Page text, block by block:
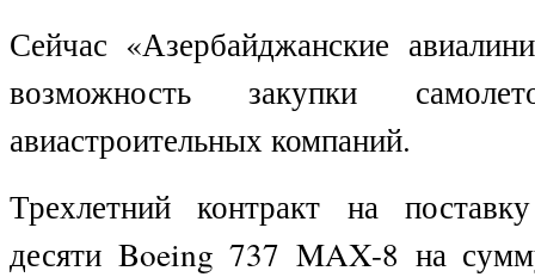
Сейчас «Азербайджанские
возможность закупки
авиастроительных компаний.
Трехлетний контракт на
десяти Boeing 737 MAX-8 на